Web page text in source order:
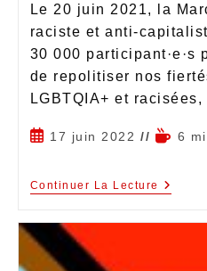
Le 20 juin 2021, la
raciste et anti-
30 000 participant·e·s
de repolitiser nos
LGBTQIA+ et
17 juin 2022 6
Continuer La Lecture